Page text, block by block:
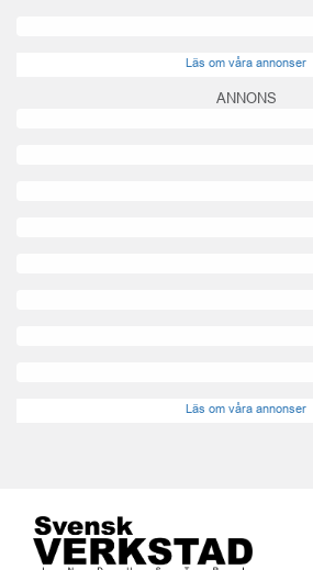
Läs om våra annonser
ANNONS
Läs om våra annonser